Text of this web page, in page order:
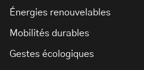
Énergies renouvelables
Mobilités durables
Gestes écologiques